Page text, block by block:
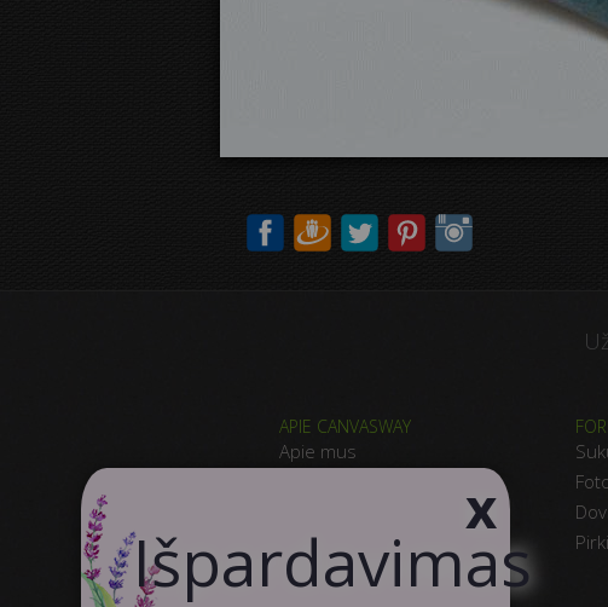
APIE CANVASWAY
Apie mus
Klientų Atsiliepimai
Susisiekite
x
​
Išpardavimas